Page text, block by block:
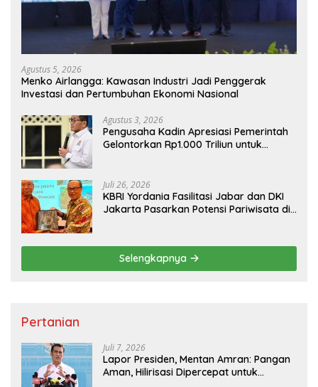
Agustus 5, 2026
Menko Airlangga: Kawasan Industri Jadi Penggerak
Investasi dan Pertumbuhan Ekonomi Nasional
Agustus 3, 2026
Pengusaha Kadin Apresiasi Pemerintah
Gelontorkan Rp1.000 Triliun untuk
Juli 26, 2026
KBRI Yordania Fasilitasi Jabar dan DKI
Jakarta Pasarkan Potensi Pariwisata di
Selengkapnya
Pertanian
Juli 7, 2026
Lapor Presiden, Mentan Amran: Pangan
Aman, Hilirisasi Dipercepat untuk